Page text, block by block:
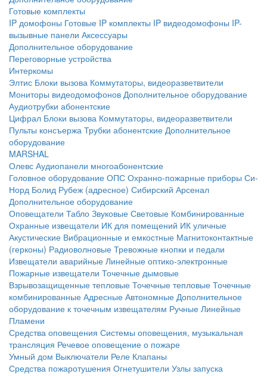
Готовые комплекты
IP домофоны Готовые IP комплекты IP видеодомофоны IP-
вызывные панели Аксессуары
Дополнительное оборудование
Переговорные устройства
Интеркомы
Элтис Блоки вызова Коммутаторы, видеоразветвители
Мониторы видеодомофонов Дополнительное оборудование
Аудиотрубки абонентские
Цифрал Блоки вызова Коммутаторы, видеоразветвители
Пульты консъержа Трубки абонентские Дополнительное
оборудование
MARSHAL
Олевс Аудиопанели многоабонентские
Головное оборудование ОПС Охранно-пожарные приборы Си-
Норд Болид Рубеж (адресное) Сибирский Арсенал
Дополнительное оборудование
Оповещатели Табло Звуковые Световые Комбинированные
Охранные извещатели ИК для помещений ИК уличные
Акустические Вибрационные и емкостные Магнитоконтактные
(герконы) Радиоволновые Тревожные кнопки и педали
Извещатели аварийные Линейные оптико-электронные
Пожарные извещатели Точечные дымовые
Взрывозащищенные тепловые Точечные тепловые Точечные
комбинированные Адресные Автономные Дополнительное
оборудование к точечным извещателям Ручные Линейные
Пламени
Средства оповещения Системы оповещения, музыкальная
трансляция Речевое оповещение о пожаре
Умный дом Выключатели Реле Клапаны
Средства пожаротушения Огнетушители Узлы запуска